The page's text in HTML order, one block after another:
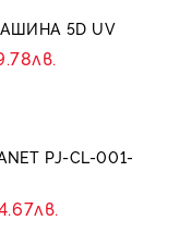
5D UV
PJ-CL-001-